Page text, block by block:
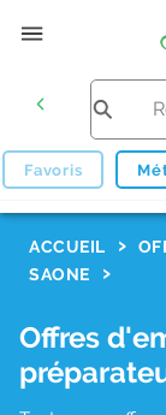
Favoris
ACCUEIL
SAONE
Offres